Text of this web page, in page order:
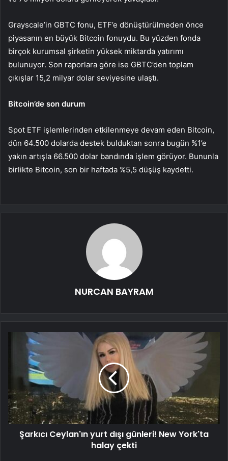
Grayscale’in GBTC fonu, ETF’e dönüştürülmeden önce
piyasanın en büyük Bitcoin fonuydu. Bu yüzden fonda
birçok kurumsal şirketin yüksek miktarda yatırımı
bulunuyor. Son raporlara göre ise GBTC’den toplam
çıkışlar 15,2 milyar dolar seviyesine ulaştı.
Bitcoin’de son durum
Spot ETF işlemlerinden etkilenmeye devam eden Bitcoin,
dün 64.500 dolarda destek bulduktan sonra bugün %1’e
yakın artışla 66.500 dolar bandında işlem görüyor. Bununla
birlikte Bitcoin, son bir haftada %5,5 düşüş kaydetti.
NURCAN BAYRAM
Şarkıcı Ceylan'ın yurt dışı günleri! New York'ta
halay çekti